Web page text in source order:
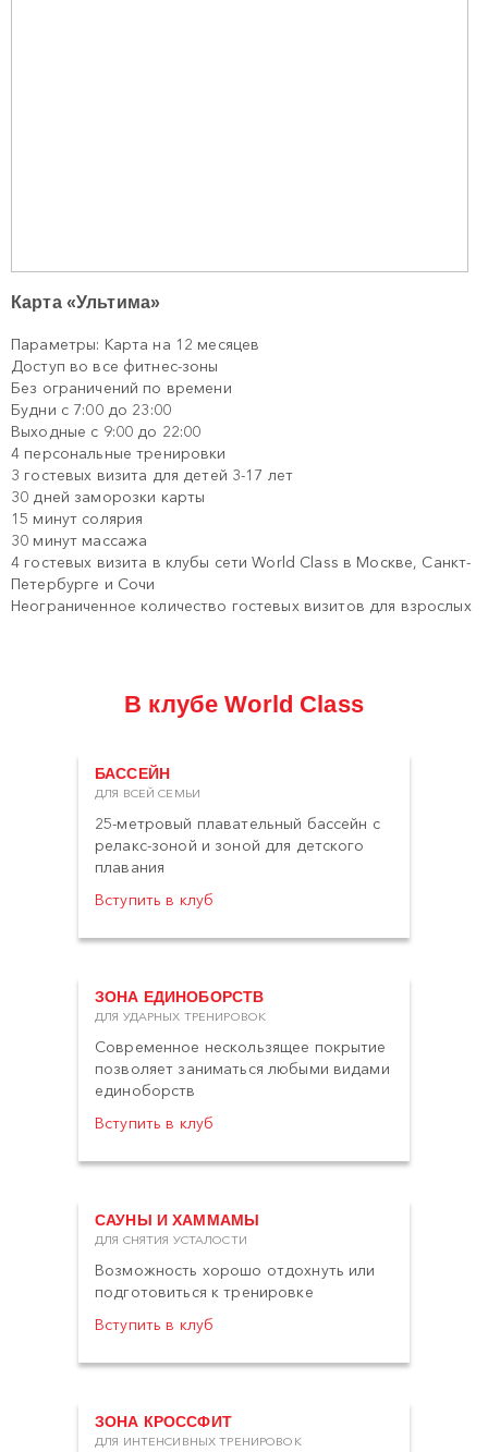
Карта «Ультима»
Параметры: Карта на 12 месяцев
Доступ во все фитнес-зоны
Без ограничений по времени
Будни с 7:00 до 23:00
Выходные с 9:00 до 22:00
4 персональные тренировки
3 гостевых визита для детей 3-17 лет
30 дней заморозки карты
15 минут солярия
30 минут массажа
4 гостевых визита в клубы сети World Class в Москве, Санкт-
Петербурге и Сочи
Неограниченное количество гостевых визитов для взрослых
В клубе World Class
БАССЕЙН
ДЛЯ ВСЕЙ СЕМЬИ
25-метровый плавательный бассейн с
релакс-зоной и зоной для детского
плавания
Вступить в клуб
ЗОНА ЕДИНОБОРСТВ
ДЛЯ УДАРНЫХ ТРЕНИРОВОК
Современное нескользящее покрытие
позволяет заниматься любыми видами
единоборств
Вступить в клуб
САУНЫ И ХАММАМЫ
ДЛЯ СНЯТИЯ УСТАЛОСТИ
Возможность хорошо отдохнуть или
подготовиться к тренировке
Вступить в клуб
ЗОНА КРОССФИТ
ДЛЯ ИНТЕНСИВНЫХ ТРЕНИРОВОК